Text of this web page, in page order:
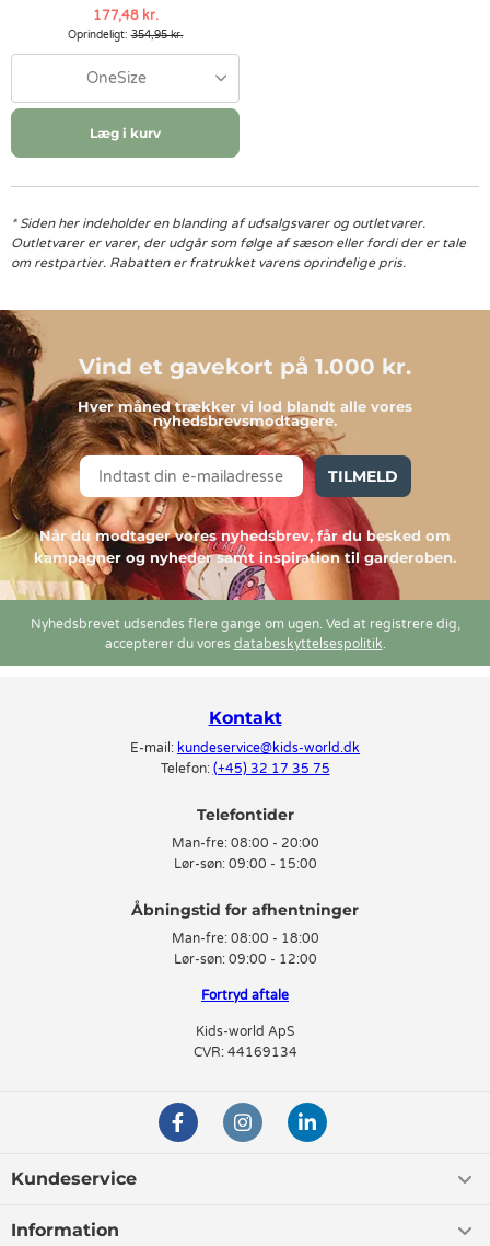
177,48 kr.
Oprindeligt:354,95 kr.
OneSize
Læg i kurv
* Siden her indeholder en blanding af udsalgsvarer og outletvarer.
Outletvarer er varer, der udgår som følge af sæson eller fordi der er tale
om restpartier. Rabatten er fratrukket varens oprindelige pris.
Vind et gavekort på 1.000 kr.
Hver måned trækker vi lod blandt alle vores
nyhedsbrevsmodtagere.
TILMELD
Når du modtager vores nyhedsbrev, får du besked om
kampagner og nyheder samt inspiration til garderoben.
Nyhedsbrevet udsendes flere gange om ugen. Ved at registrere dig,
accepterer du vores databeskyttelsespolitik.
Kontakt
E-mail: kundeservice@kids-world.dk
Telefon: (+45) 32 17 35 75
Telefontider
Man-fre: 08:00 - 20:00
Lør-søn: 09:00 - 15:00
Man-fre: 08:00 - 18:00
Lør-søn: 09:00 - 12:00
Fortryd aftale
Kids-world ApS
CVR: 44169134
Kundeservice
Information